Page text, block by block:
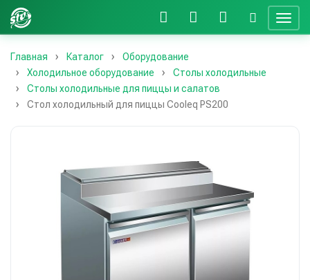
Главная Каталог
Оборудование
Холодильное оборудование
Столы холодильные
Столы холодильные для пиццы и салатов
Стол холодильный для пиццы Cooleq PS200